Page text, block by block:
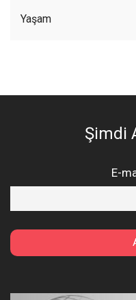
Yaşam
Şimdi
E-